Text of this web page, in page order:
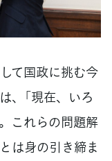
て国政に挑む今
、「現在、いろ
これらの問題解
は身の引き締ま